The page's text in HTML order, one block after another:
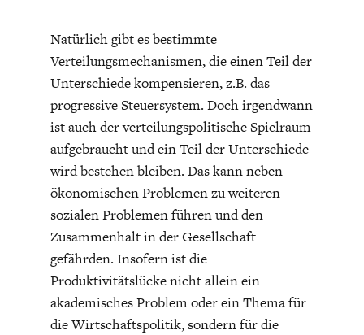
Natürlich gibt es bestimmte
Verteilungsmechanismen, die einen Teil der
Unterschiede kompensieren, z.B. das
progressive Steuersystem. Doch irgendwann
ist auch der verteilungspolitische Spielraum
aufgebraucht und ein Teil der Unterschiede
wird bestehen bleiben. Das kann neben
ökonomischen Problemen zu weiteren
sozialen Problemen führen und den
Zusammenhalt in der Gesellschaft
gefährden. Insofern ist die
Produktivitätslücke nicht allein ein
akademisches Problem oder ein Thema für
die Wirtschaftspolitik, sondern für die